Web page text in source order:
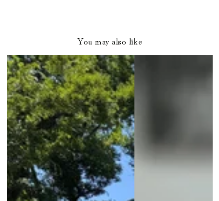
You may also like